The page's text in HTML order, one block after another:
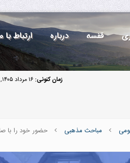
قفسه درباره ارتباط با
زمان کنونی: ۱۶ مرداد ۱۴۰۵, ۰۶:۳۵ ب.ظ
مباحث مذهبی
حضور خود را با